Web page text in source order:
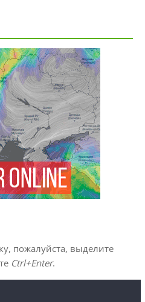
пожалуйста, выделите
Ctrl+Enter.